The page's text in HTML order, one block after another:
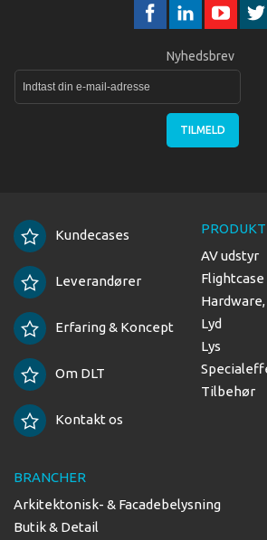
Nyhedsbrev
TILMELD
Kundecases
Leverandører
Erfaring & Koncept
Om DLT
Kontakt os
AV udstyr
Hardware,
Lyd
Lys
Tilbehør
BRANCHER
Arkitektonisk- & Facadebelysning
Butik & Detail